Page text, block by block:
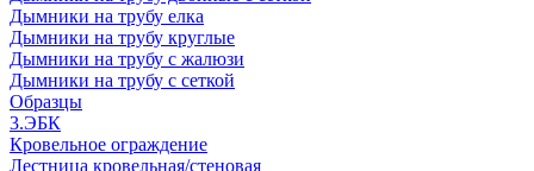
Дымники на трубу елка
Дымники на трубу круглые
Дымники на трубу с жалюзи
Дымники на трубу с сеткой
Образцы
3.ЭБК
Кровельное ограждение
Лестница кровельная/стеновая